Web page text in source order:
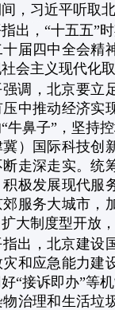
，习近平听取
出，“十五五”
届四中全会精
会主义现代化
强调，北京要立
中推动经济实
牛鼻子”，坚持
）国际科技创
走深走实。统
积极发展现代服
服务大城市，
大制度型开放
指出，北京建设
和应急能力建
“接诉即办”等
治理和生活垃